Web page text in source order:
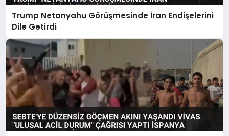
Trump Netanyahu Görüşmesinde İran Endişelerini
Dile Getirdi